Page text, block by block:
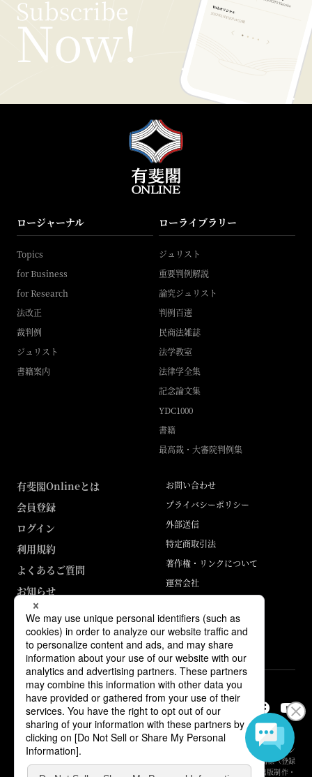
ロージャーナル
Topics
for Business
for Research
法改正
裁判例
ジュリスト
書籍案内
ローライブラリー
ジュリスト
重要判例解説
論究ジュリスト
判例百選
民商法雑誌
法学教室
法律学全集
記念論文集
YDC1000
書籍
最高裁・大審院判例集
有斐閣Onlineとは
会員登録
ログイン
利用規約
よくあるご質問
お知らせ
お問い合わせ
プライバシーポリシー
外部送信
特定商取引法
著作権・リンクについて
運営会社
ABJマークは、この電子書店・電子書籍配信サービスが、著作権者からコン
テンツ使用許諾を得た正規版配信サービスであることを示す登録商標（登録
番号 第6091713号）です。詳しくは［ABJマーク］または［電子出版制作・